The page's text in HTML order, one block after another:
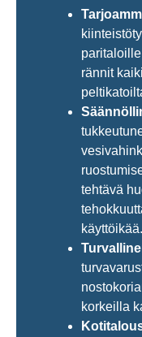
rännit
tehtävä
käyttöikää.
korkeilla